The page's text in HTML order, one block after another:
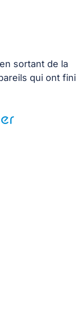
sortant de la
qui ont fini